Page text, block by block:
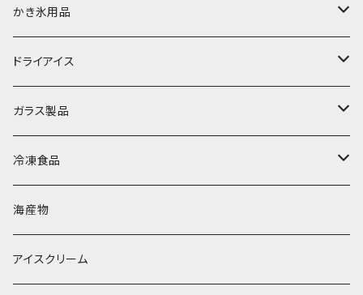
富士天然水の氷
丸氷
直径70mm
直径65mm
角氷
砕氷
氷河の氷
氷アイテム
かき氷用品
かき氷シロップ
無果汁1.8Lパック
無果汁1Lパック
かき氷機・かき氷器
かき氷カップ
発泡スチロール無地-使い捨て
発泡スチロールプリント柄
かき氷スプーン・スプーンストロー
プラスチック・スプーン
コンデンスミルク・練乳・あんこ
ドライアイス
ドライアイス3ｋｇ
ドライアイス4ｋｇ
ドライアイス5ｋｇ
ドライアイス8ｋｇ
ガラス製品
オンザロック・グラス
ビール・グラス
タンブラー
冷凍食品
肉まん・あんまん
パスタ・スパゲッティ
海産物
アイスクリーム